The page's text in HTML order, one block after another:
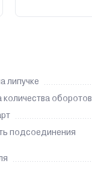
липучке
количества оборотов
подсоединения